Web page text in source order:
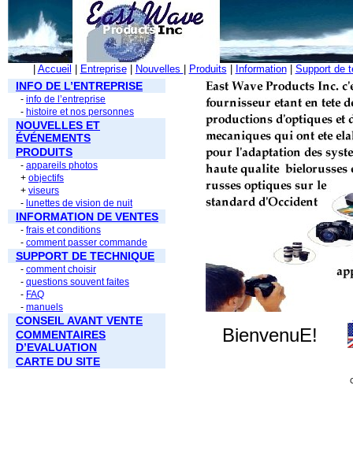
Accueil Entreprise| Nouvelles Produits Information| Support de
INFO DE L’ENTREPRISE
- info de l’entreprise
- histoire et nos personnes
NOUVELLES ET
ÉVÉNEMENTS
PRODUITS
- appareils photos
+ objectifs
+ viseurs
- lunettes de vision de nuit
INFORMATION DE VENTES
- frais et conditions
- comment passer commande
SUPPORT DE TECHNIQUE
- comment choisir
- questions souvent faites
- FAQ
- manuels
CONSEIL AVANT VENTE
COMMENTAIRES
D’EVALUATION
CARTE DU SITE
BienvenuE!